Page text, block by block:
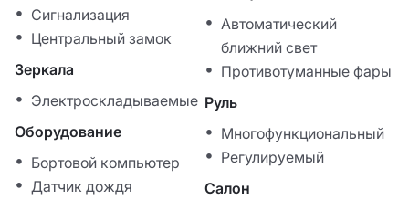
Сигнализация
Центральный замок
Зеркала
Электроскладываемые
Оборудование
Бортовой компьютер
Датчик дождя
Автоматический
ближний свет
Противотуманные фары
Руль
Многофункциональный
Регулируемый
Салон